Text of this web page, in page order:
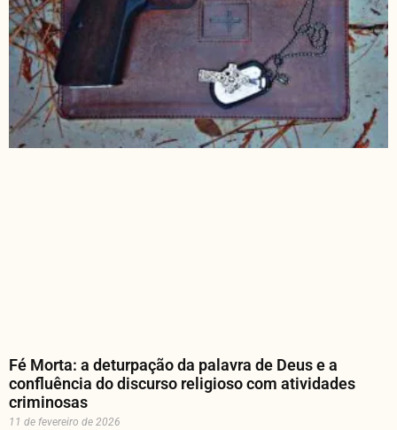
Fé Morta: a deturpação da palavra de Deus e a
confluência do discurso religioso com atividades
criminosas
11 de fevereiro de 2026